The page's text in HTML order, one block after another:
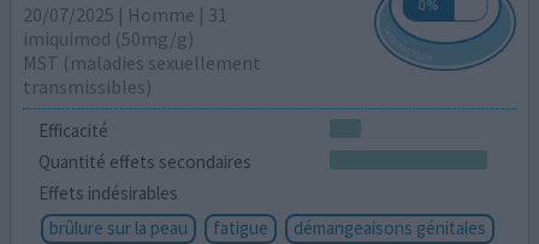
20/07/2025 | Homme | 31
imiquimod (50mg/g)
MST (maladies sexuellement
transmissibles)
Efficacité
Quantité effets secondaires
Effets indésirables
brûlure sur la peau
fatigue démangeaisons génitales